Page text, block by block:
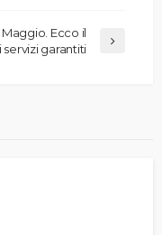
Ecco il
garantiti